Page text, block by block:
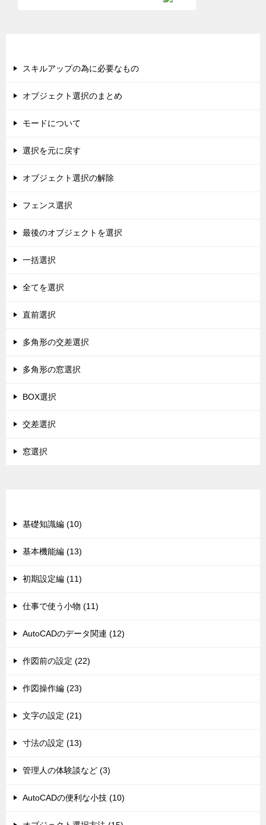
ョ
スキルアップの為に必要なもの
オブジェクト選択のまとめ
モードについて
選択を元に戻す
オブジェクト選択の解除
フェンス選択
最後のオブジェクトを選択
一括選択
全てを選択
直前選択
多角形の交差選択
多角形の窓選択
BOX選択
交差選択
窓選択
基礎知識編 (10)
基本機能編 (13)
初期設定編 (11)
仕事で使う小物 (11)
AutoCADのデータ関連 (12)
作図前の設定 (22)
作図操作編 (23)
文字の設定 (21)
寸法の設定 (13)
管理人の体験談など (3)
AutoCADの便利な小技 (10)